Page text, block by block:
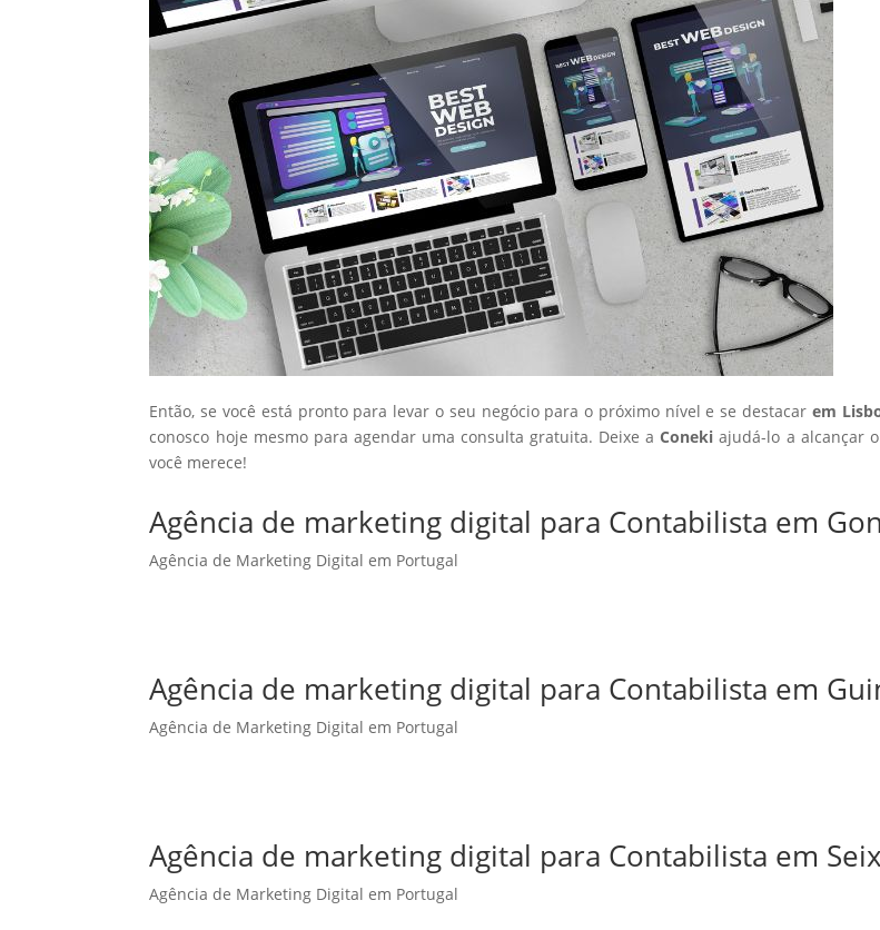
Então, se você está pronto para levar o seu negócio para o próximo nível e se destacar em
conosco hoje mesmo para agendar uma consulta gratuita. Deixe aConeki ajudá-lo a alcançar
você merece!
Agência de marketing digital para Contabilista em
Agência de Marketing Digital em Portugal
Agência de marketing digital para Contabilista em
Agência de Marketing Digital em Portugal
Agência de marketing digital para Contabilista em
Agência de Marketing Digital em Portugal